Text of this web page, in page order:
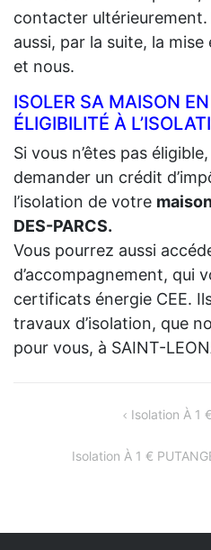
contacter ultérieurement.
aussi, par la suite, la
et nous.
ISOLER SA MAISON
ÉLIGIBILITÉ À
Si vous n’êtes pas
demander un crédit
l’isolation de votre
DES-PARCS.
Vous pourrez aussi
d’accompagnement, qui
certificats énergie CEE.
travaux d’isolation, que
pour vous, à SAINT-
L’ARTICLE
Isolation À 1
Isolation À 1 €